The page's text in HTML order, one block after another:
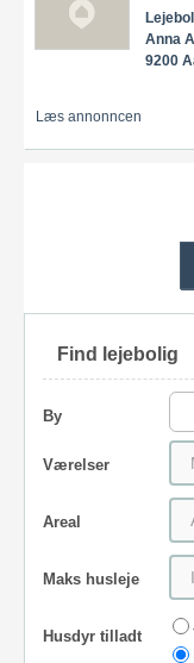
Anna
9200
Læs annonncen
Find lejebolig
By
Værelser
Areal
Maks husleje
Husdyr tilladt